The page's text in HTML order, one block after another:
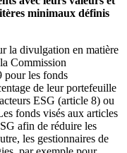
minimaux définis
la divulgation en matière
Commission
pour les fonds
de leur portefeuille
ESG (article 8) ou
fonds visés aux articles
afin de réduire les
les gestionnaires de